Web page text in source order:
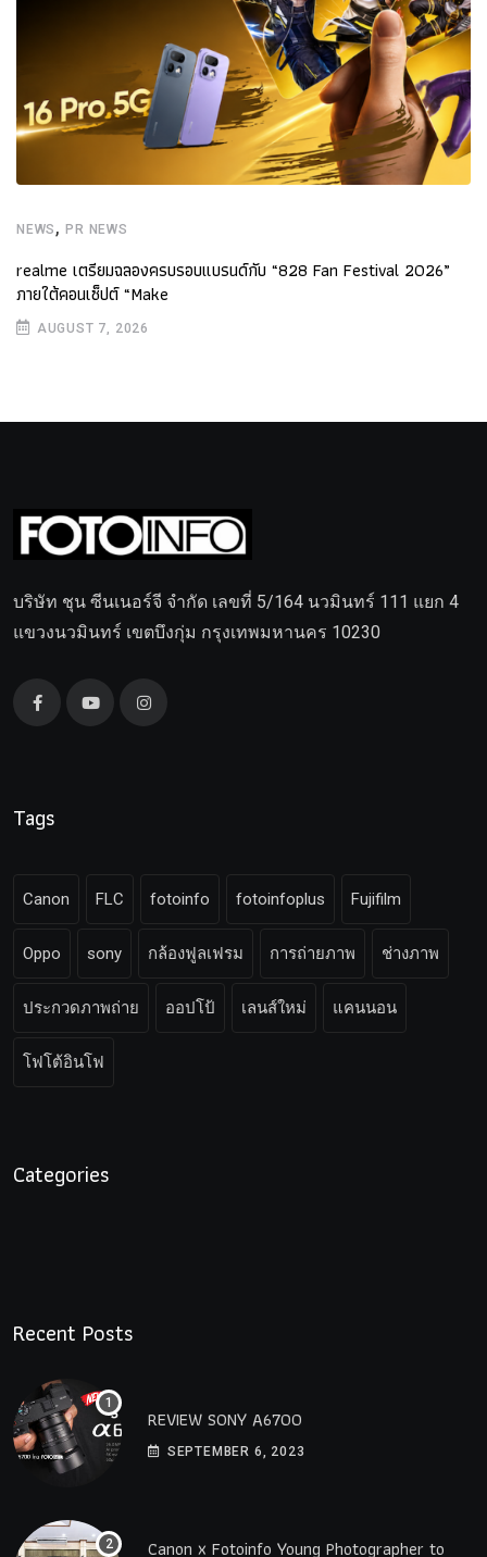
NEWS ,PR NEWS
realme เตรียมฉลองครบรอบแบรนด์กับ “828 Fan Festival 2026”
ภายใต้คอนเซ็ปต์ “Make
AUGUST 7, 2026
บริษัท ชุน ซีนเนอร์จี จำกัด เลขที่ 5/164 นวมินทร์ 111 แยก 4
แขวงนวมินทร์ เขตบึงกุ่ม กรุงเทพมหานคร 10230
Tags
Canon FLC fotoinfo fotoinfoplus Fujifilm
Oppo sony กล้องฟูลเฟรม การถ่ายภาพ ช่างภาพ
ประกวดภาพถ่าย ออปโป้ เลนส์ใหม่ แคนนอน
โฟโต้อินโฟ
Categories
Recent Posts
REVIEW SONY A6700
SEPTEMBER 6, 2023
Canon x Fotoinfo​ Young​ Photographer to